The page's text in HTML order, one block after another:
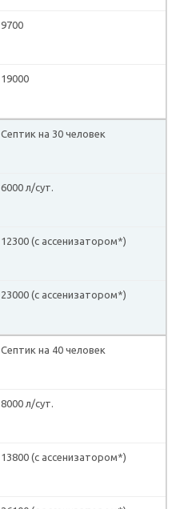
9700
19000
Септик на 30 человек
6000 л/сут.
12300 (с ассенизатором*)
23000 (с ассенизатором*)
Септик на 40 человек
8000 л/сут.
13800 (с ассенизатором*)